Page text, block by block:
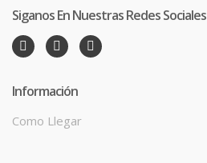
Siganos En Nuestras Redes Sociales
Información
Como Llegar